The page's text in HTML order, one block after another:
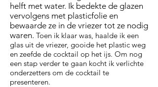
helft met water. Ik bedekte de glazen
vervolgens met plasticfolie en
bewaarde ze in de vriezer tot ze nodig
waren. Toen ik klaar was, haalde ik een
glas uit de vriezer, gooide het plastic weg
en zeefde de cocktail op het ijs. Om nog
een stap verder te gaan kocht ik verlichte
onderzetters om de cocktail te
presenteren.